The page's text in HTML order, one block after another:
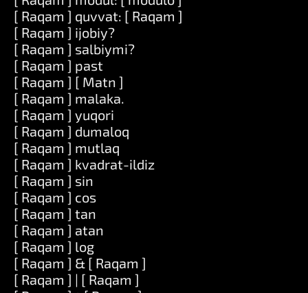
[ Raqam ] quvvat: [ Raqam ]
[ Raqam ] ijobiy?
[ Raqam ] salbiymi?
[ Raqam ] past
[ Raqam ] [ Matn ]
[ Raqam ] malaka.
[ Raqam ] yuqori
[ Raqam ] dumaloq
[ Raqam ] mutlaq
[ Raqam ] kvadrat-ildiz
[ Raqam ] sin
[ Raqam ] cos
[ Raqam ] tan
[ Raqam ] atan
[ Raqam ] log
[ Raqam ] & [ Raqam ]
[ Raqam ] | [ Raqam ]